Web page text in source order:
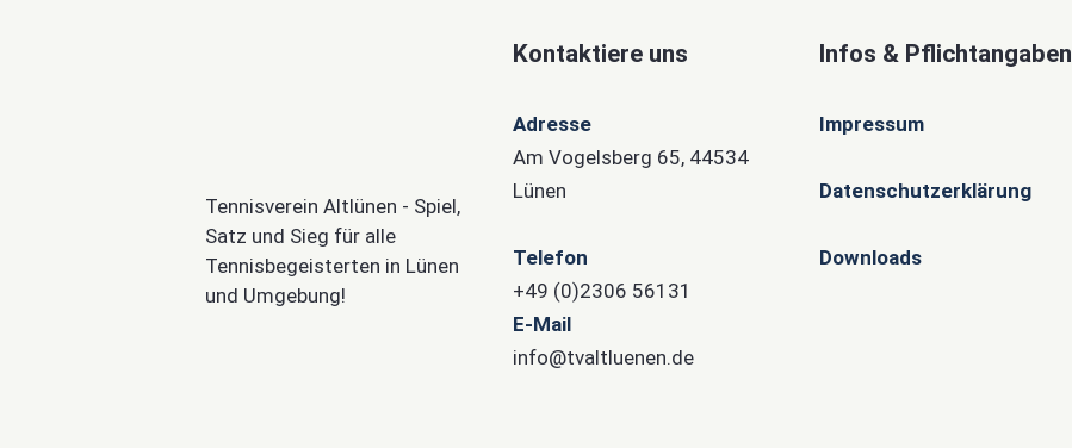
Tennisverein Altlünen - Spiel,
Satz und Sieg für alle
Tennisbegeisterten in Lünen
und Umgebung!
Kontaktiere uns
Adresse
Am Vogelsberg 65, 44534
Lünen
Telefon
+49 (0)2306 56131
E-Mail
info@tvaltluenen.de
Infos & Pflichtangaben
Impressum
Datenschutzerklärung
Downloads